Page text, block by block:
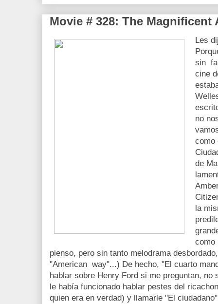
Movie # 328: The Magnificent
Les
sin
cine
no
como
de
la
como
pienso, pero sin tanto melodrama
"American way"...) De hecho, "El cuarto
hablar sobre Henry Ford si me preguntan, no
le había funcionado hablar pestes del
quien era en verdad) y llamarle "El